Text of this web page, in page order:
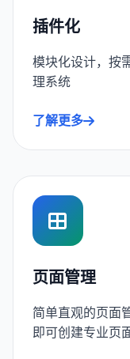
插件化
模块化设计，按
理系统
了解更多
页面管理
简单直观的页面
即可创建专业页